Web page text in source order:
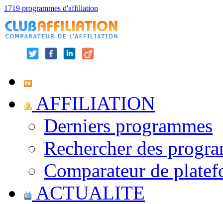
1719 programmes d'affiliation
AFFILIATION
Derniers programmes
Rechercher des
Comparateur de
ACTUALITE